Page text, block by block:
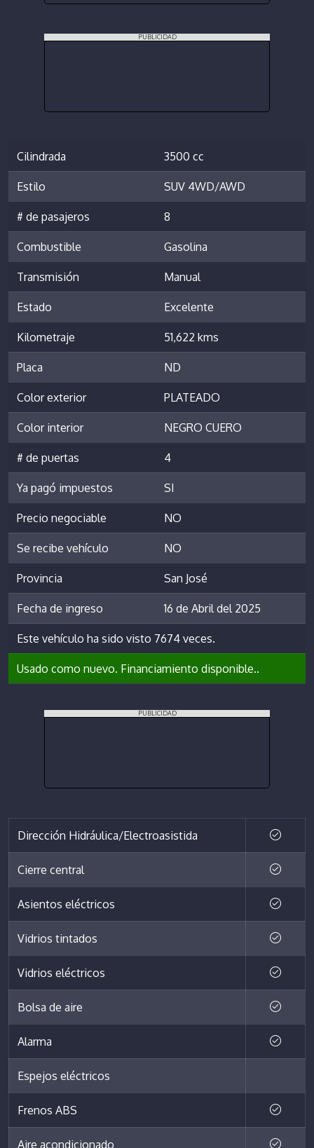
PUBLICIDAD
Cilindrada 3500 cc
Estilo SUV 4WD/AWD
# de pasajeros 8
Combustible Gasolina
Transmisión Manual
Estado Excelente
Kilometraje 51,622 kms
Placa ND
Color exterior PLATEADO
Color interior NEGRO CUERO
# de puertas 4
Ya pagó impuestos SI
Precio negociable NO
Se recibe vehículo NO
Provincia San José
Fecha de ingreso 16 de Abril del 2025
Este vehículo ha sido visto 7674 veces.
Usado como nuevo. Financiamiento disponible..
PUBLICIDAD
Dirección Hidráulica/Electroasistida
Cierre central
Asientos eléctricos
Vidrios tintados
Vidrios eléctricos
Bolsa de aire
Alarma
Espejos eléctricos
Frenos ABS
Aire acondicionado